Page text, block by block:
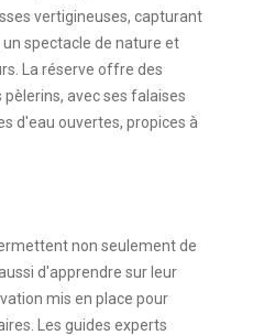
vertigineuses, capturant
spectacle de nature et
La réserve offre des
avec ses falaises
d'eau ouvertes, propices à
non seulement de
d'apprendre sur leur
mis en place pour
Les guides experts